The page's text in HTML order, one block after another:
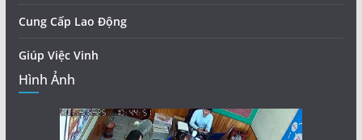
Cung Cấp Lao Động
Giúp Việc Vinh
Hình Ảnh